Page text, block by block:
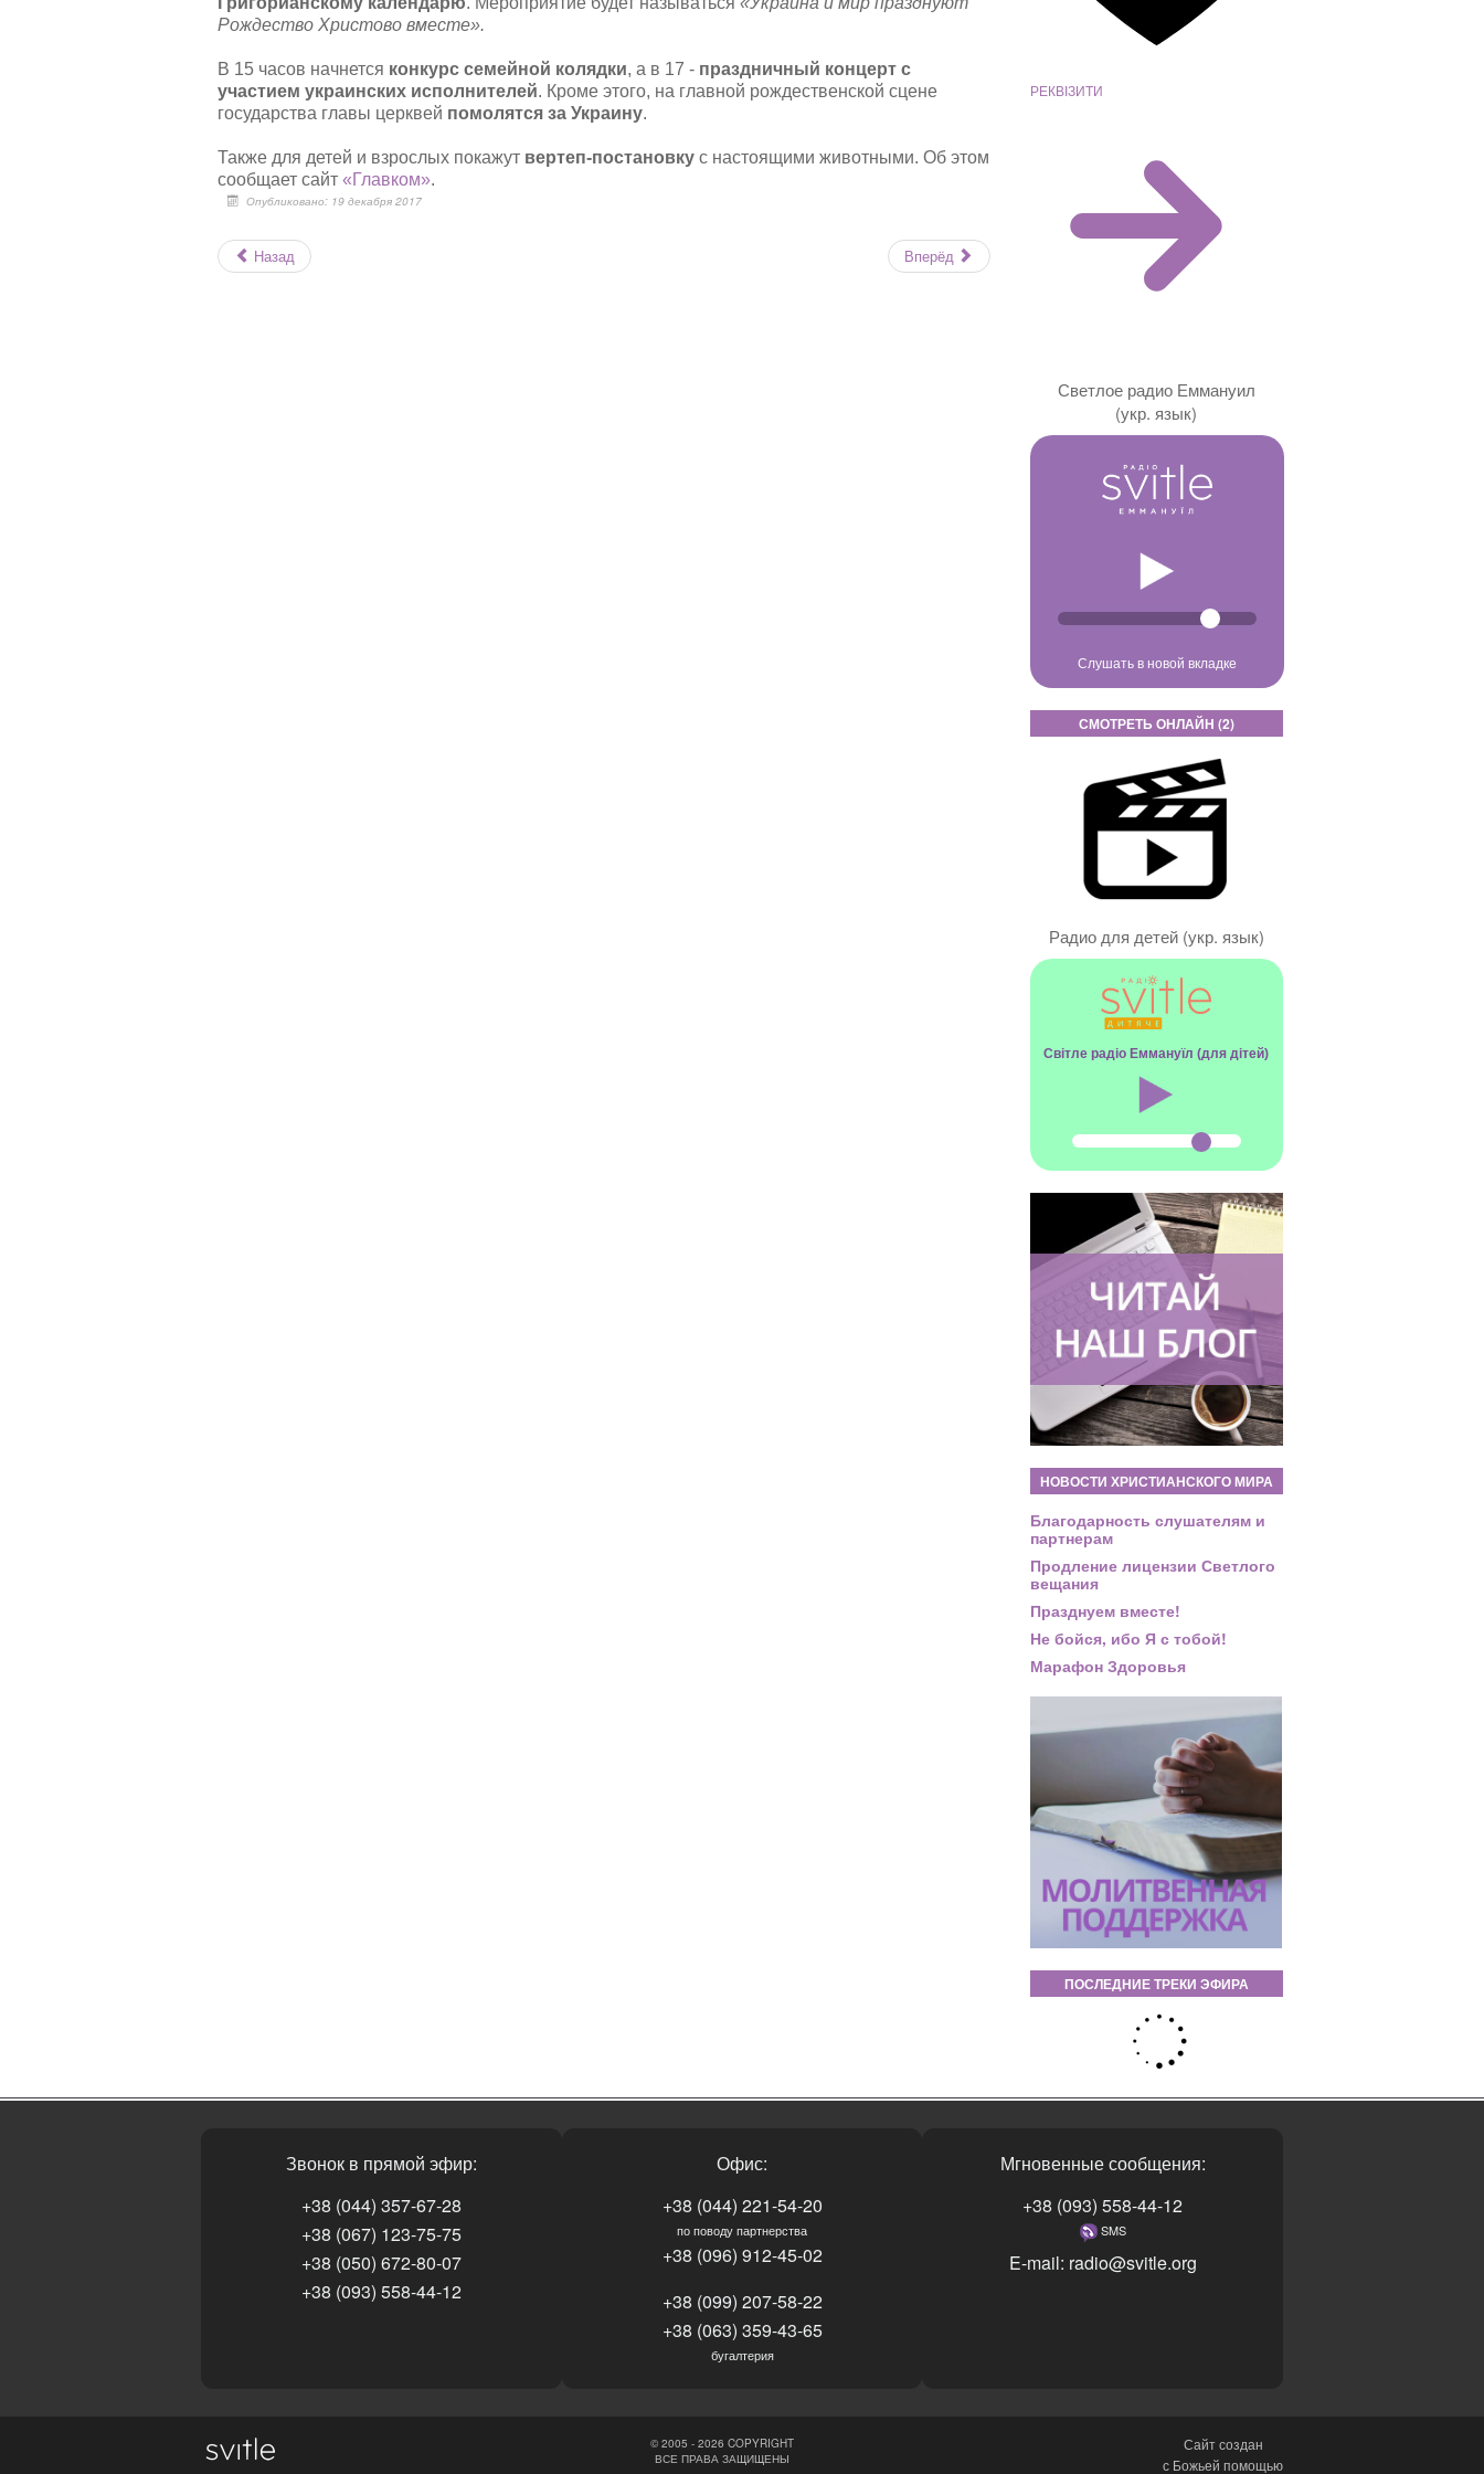
Рождество Христово вместе».
В 15 часов начнется конкурс семейной колядки, а в 17 - праздничный концерт с
участием украинских исполнителей. Кроме этого, на главной рождественской сцене
государства главы церквей помолятся за Украину.
Также для детей и взрослых покажут вертеп-постановку с настоящими животными. Об этом
сообщает сайт «Главком».
Опубликовано: 19 декабря 2017
Назад Вперёд
РЕКВІЗИТИ
Светлое радио Еммануил
(укр. язык)
Слушать в новой вкладке
СМОТРЕТЬ ОНЛАЙН (2)
Радио для детей (укр. язык)
Світле радіо Еммануїл (для дітей)
НОВОСТИ ХРИСТИАНСКОГО МИРА
Благодарность слушателям и
партнерам
Продление лицензии Светлого
вещания
Празднуем вместе!
Не бойся, ибо Я с тобой!
Марафон Здоровья
ПОСЛЕДНИЕ ТРЕКИ ЭФИРА
Звонок в прямой эфир:
+38 (044) 357-67-28
+38 (067) 123-75-75
+38 (050) 672-80-07
+38 (093) 558-44-12
Офис:
+38 (044) 221-54-20
по поводу партнерства
+38 (096) 912-45-02
+38 (099) 207-58-22
+38 (063) 359-43-65
бугалтерия
Мгновенные сообщения:
+38 (093) 558-44-12
SMS
E-mail: radio@svitle.org
Сайт создан
с Божьей помощью
© 2005 - 2026 COPYRIGHT
ВСЕ ПРАВА ЗАЩИЩЕНЫ